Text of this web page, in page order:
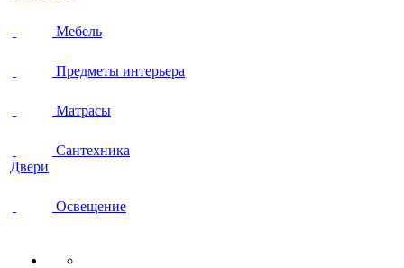
Мебель
Предметы интерьера
Матрасы
Сантехника
Двери
Освещение